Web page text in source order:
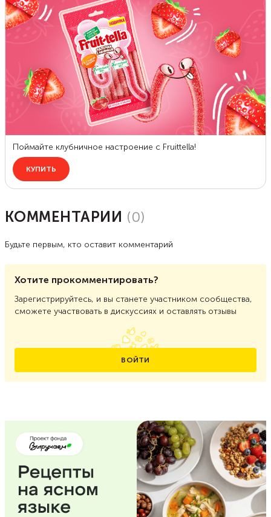
КОММЕНТАРИИ (0)
Будьте первым, кто оставит комментарий
Хотите прокомментировать?
Зарегистрируйтесь, и вы станете участником сообщества,
сможете участвовать в дискуссиях и оставлять отзывы
ВОЙТИ